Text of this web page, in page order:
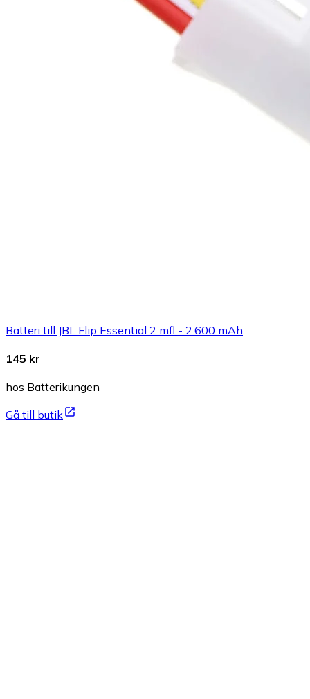
Batteri till JBL Flip Essential 2 mfl - 2.600 mAh
145 kr
hos Batterikungen
Gå till butik